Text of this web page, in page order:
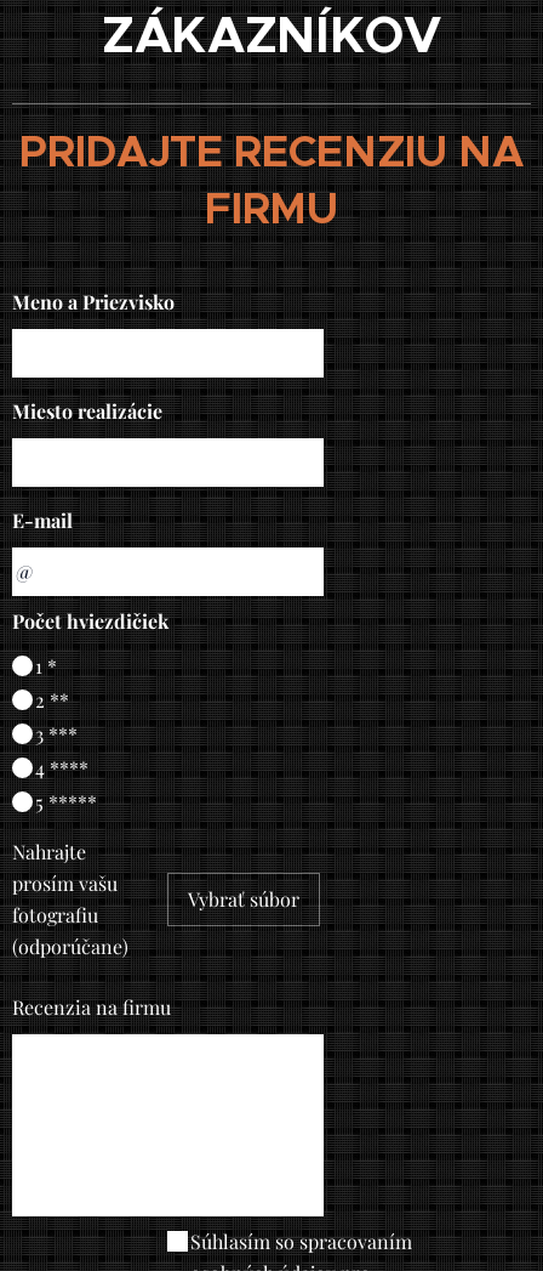
ZÁKAZNÍKOV
PRIDAJTE RECENZIU NA
FIRMU
Meno a Priezvisko
Miesto realizácie
E-mail
Počet hviezdičiek
1 *
2 **
3 ***
4 ****
5 *****
Nahrajte
prosím vašu
fotografiu
(odporúčane)
Vybrať súbor
Recenzia na firmu
Súhlasím so spracovaním